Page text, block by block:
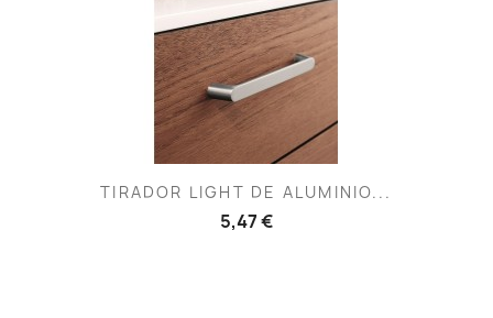
TIRADOR LIGHT DE ALUMINIO...
5,47 €